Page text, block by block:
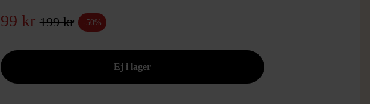
99 kr 199 kr -50%